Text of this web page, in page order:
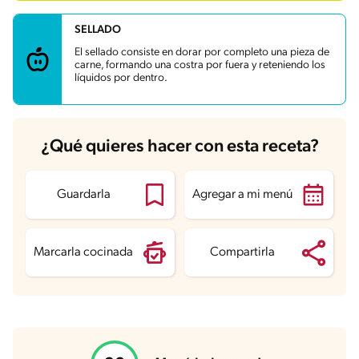
Azúcares
SELLADO
El sellado consiste en dorar por completo una pieza de
carne, formando una costra por fuera y reteniendo los
líquidos por dentro.
¿Qué quieres hacer con esta receta?
Guardarla Agregar a mi menú
Marcarla cocinada Compartirla